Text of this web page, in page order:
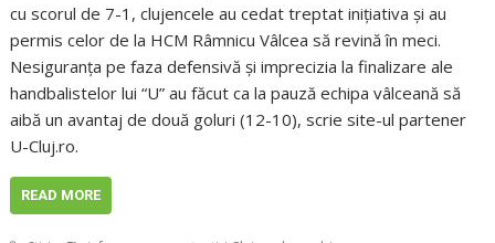
cu scorul de 7-1, clujencele au cedat treptat inițiativa și au
permis celor de la HCM Râmnicu Vâlcea să revină în meci.
Nesiguranța pe faza defensivă și imprecizia la finalizare ale
handbalistelor lui “U” au făcut ca la pauză echipa vâlceană să
aibă un avantaj de două goluri (12-10), scrie site-ul partener
U-Cluj.ro.
READ MORE